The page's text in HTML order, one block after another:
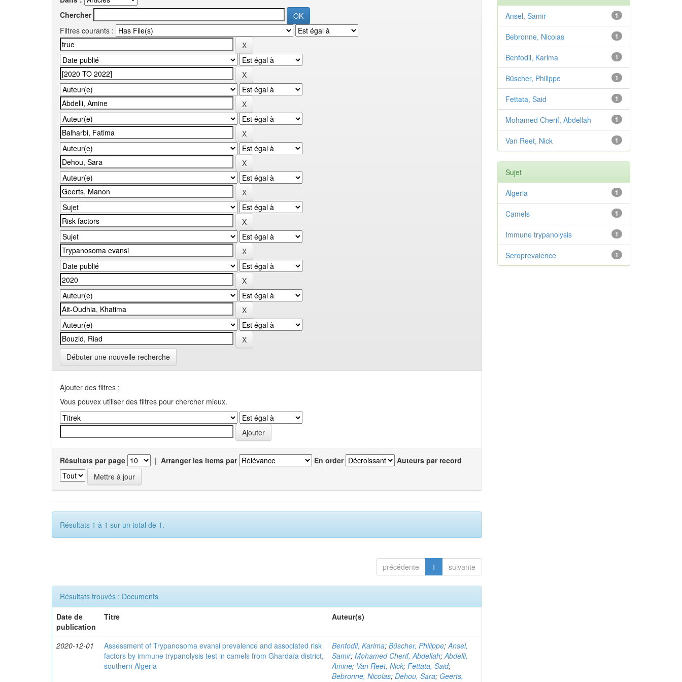
Chercher
Filtres courants :
Débuter une nouvelle recherche
Ajouter des filtres :
Vous pouvex utiliser des filtres pour chercher mieux.
Résultats par page | Arranger les items par En order Auteurs par record
Résultats 1 à 1 sur un total de 1.
précédente 1 suivante
Résultats trouvés : Documents
Date de
publication
Titre Auteur(s)
2020-12-01
Assessment of Trypanosoma evansi prevalence and associated risk
factors by immune trypanolysis test in camels from Ghardaïa district,
southern Algeria
Benfodil, Karima;Büscher, Philippe;Ansel,
Samir;Mohamed Cherif, Abdellah;Abdelli,
Amine; Van Reet, Nick;Fettata, Said;
Bebronne, Nicolas;Dehou, Sara; Geerts,
1
Ansel, Samir
1
Bebronne, Nicolas
1
Benfodil, Karima
1
Büscher, Philippe
1
Fettata, Said
1
Mohamed Cherif, Abdellah
1
Van Reet, Nick
Sujet
1
Algeria
1
Camels
1
Immune trypanolysis
1
Seroprevalence